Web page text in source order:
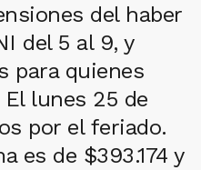
del haber
del 5 al 9, y
para quienes
lunes 25 de
por el feriado.
es de $393.174 y